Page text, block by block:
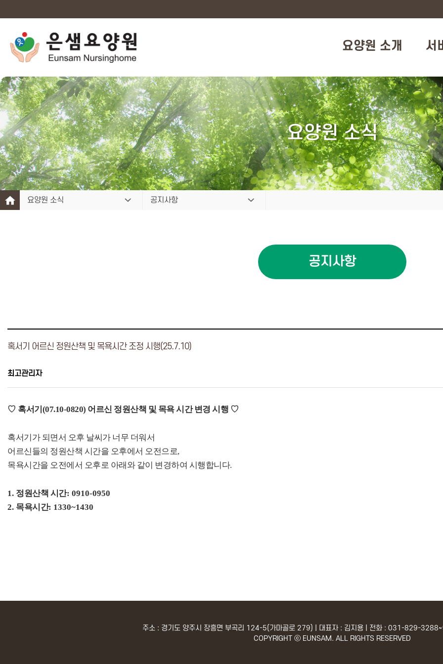
요양원 소개 서
요양원 소식
요양원 소식 공지사항
공지사항
혹서기 어르신 정원산책 및 목욕시간 조정 시행(25.7.10)
최고관리자
♡ 혹서기(07.10-0820) 어르신 정원산책 및 목욕 시간 변경 시행 ♡
혹서기가 되면서 오후 날씨가 너무 더워서
어르신들의 정원산책 시간을 오후에서 오전으로,
목욕시간을 오전에서 오후로 아래와 같이 변경하여 시행합니다.
1. 정원산책 시간: 0910-0950
2. 목욕시간: 1330~1430
주소 : 경기도 양주시 장흥면 부곡리 124-5(가마골로 279) | 대표자 : 김지용 | 전화 : 031-829-
COPYRIGHT ⓒ EUNSAM. ALL RIGHTS RESERVED